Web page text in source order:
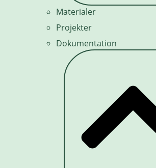
Materialer
Projekter
Dokumentation